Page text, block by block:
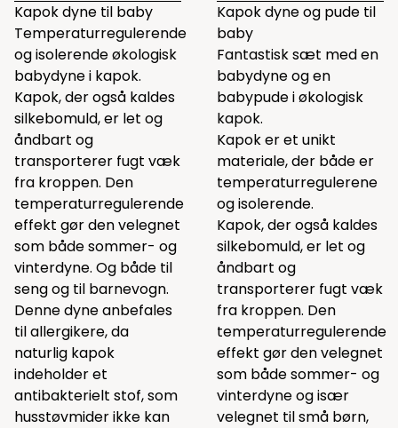
Kapok dyne til baby
Temperaturregulerende
og isolerende økologisk
babydyne i kapok.
Kapok, der også kaldes
silkebomuld, er let og
åndbart og
transporterer fugt væk
fra kroppen. Den
temperaturregulerende
effekt gør den velegnet
som både sommer- og
vinterdyne. Og både til
seng og til barnevogn.
Denne dyne anbefales
til allergikere, da
naturlig kapok
indeholder et
antibakterielt stof, som
husstøvmider ikke kan
Kapok dyne og pude til
baby
Fantastisk sæt med en
babydyne og en
babypude i økologisk
kapok.
Kapok er et unikt
materiale, der både er
temperaturregulerene
og isolerende.
Kapok, der også kaldes
silkebomuld, er let og
åndbart og
transporterer fugt væk
fra kroppen. Den
temperaturregulerende
effekt gør den velegnet
som både sommer- og
vinterdyne og især
velegnet til små børn,